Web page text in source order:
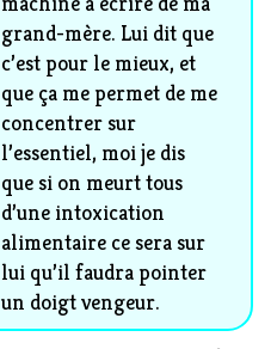
grand-mère. Lui dit que
c’est pour le mieux, et
que ça me permet de me
concentrer sur
l’essentiel, moi je dis
que si on meurt tous
d’une intoxication
alimentaire ce sera sur
lui qu’il faudra pointer
un doigt vengeur.